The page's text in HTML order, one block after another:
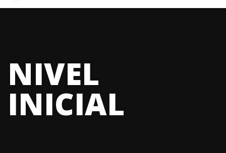
NIVEL
INICIAL